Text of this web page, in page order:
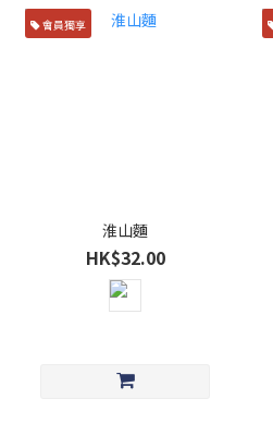
會員獨享
淮山麵
HK$32.00